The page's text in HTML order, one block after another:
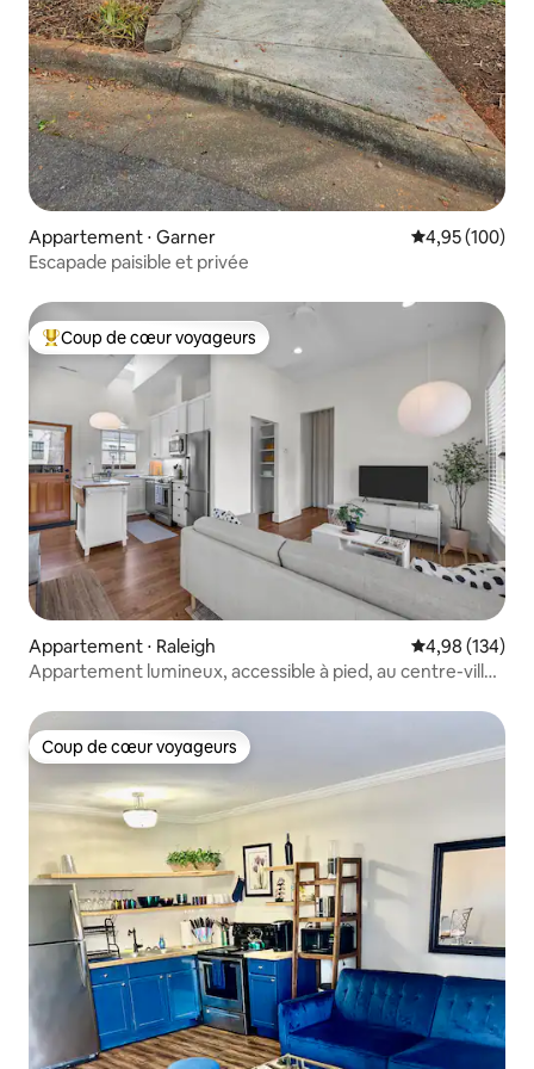
Appartement ⋅ Garner Évaluation
4,95 (100)
Escapade paisible et privée
Coups de cœur voyageurs les plus appréciés
Coup de cœur voyageurs
Appartement ⋅ Raleigh Évaluation
4,98 (134)
Appartement lumineux, accessible à pied, au centre-ville
Coup de cœur voyageurs
Coup de cœur voyageurs